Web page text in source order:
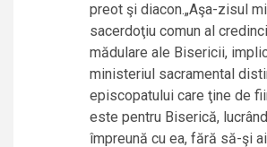
preot şi diacon.„Aşa-zisul
sacerdoţiu comun al
mădulare ale Bisericii,
ministeriul sacramental
episcopatului care ţine de
este pentru Biserică,
împreună cu ea, fără să-şi